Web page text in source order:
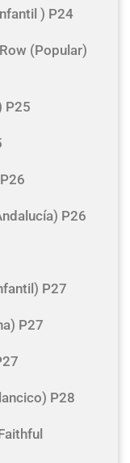
) P24
(Popular)
P25
P26
P27
P27
P28